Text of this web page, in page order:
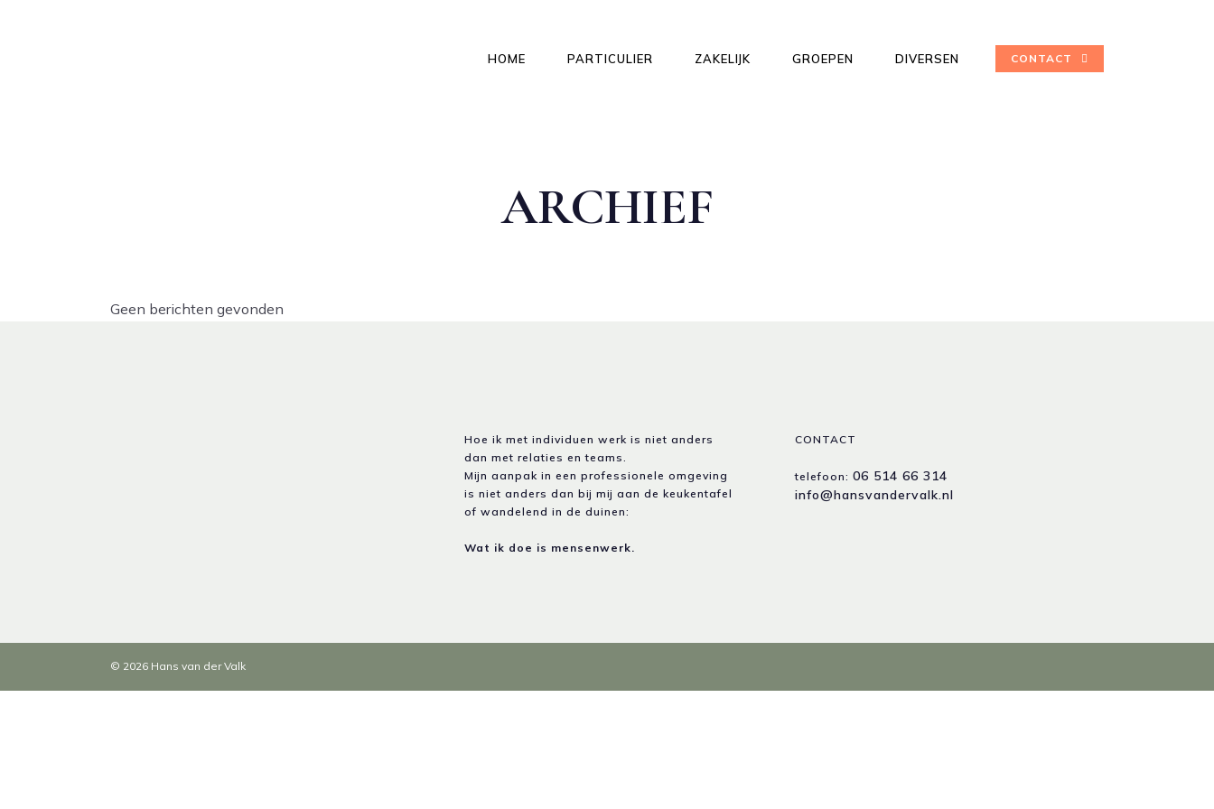
CONTACT
HOME PARTICULIER ZAKELIJK GROEPEN DIVERSEN
ARCHIEF
Geen berichten gevonden
Hoe ik met individuen werk is niet anders
dan met relaties en teams.
Mijn aanpak in een professionele omgeving
is niet anders dan bij mij aan de keukentafel
of wandelend in de duinen:
Wat ik doe is mensenwerk.
CONTACT
telefoon:06 514 66 314
info@hansvandervalk.nl
© 2026 Hans van der Valk